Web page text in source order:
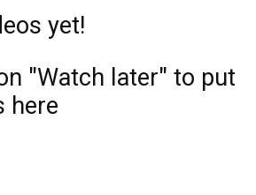
yet!
"Watch later" to put
here